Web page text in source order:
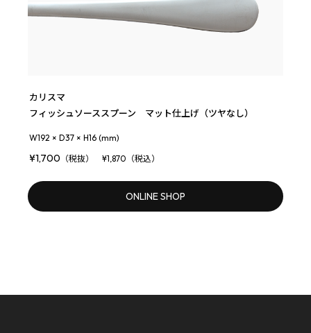
カリスマ
フィッシュソーススプーン マット仕上げ（ツヤなし）
W192 × D37 × H16 (mm)
¥1,700 （税抜） ¥1,870（税込）
ONLINE SHOP